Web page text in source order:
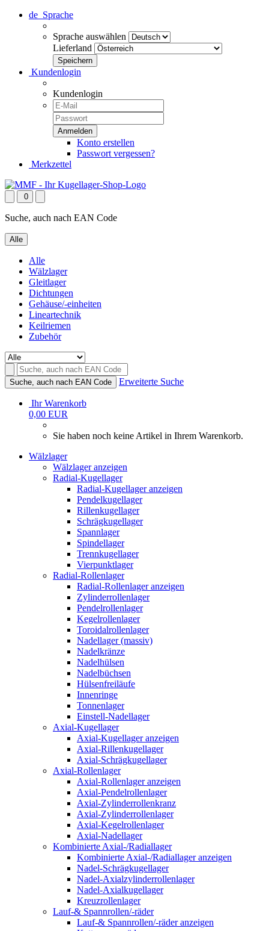
de Sprache
Sprache auswählen
Lieferland
Kundenlogin
Kundenlogin
Konto erstellen
Passwort vergessen?
Merkzettel
0
Suche, auch nach EAN Code
Alle
Alle
Wälzlager
Gleitlager
Dichtungen
Gehäuse/-einheiten
Lineartechnik
Keilriemen
Zubehör
Suche, auch nach EAN Code Erweiterte Suche
Ihr Warenkorb
0,00 EUR
Sie haben noch keine Artikel in Ihrem Warenkorb.
Wälzlager
Wälzlager anzeigen
Radial-Kugellager
Radial-Kugellager anzeigen
Pendelkugellager
Rillenkugellager
Schrägkugellager
Spannlager
Spindellager
Trennkugellager
Vierpunktlager
Radial-Rollenlager
Radial-Rollenlager anzeigen
Zylinderrollenlager
Pendelrollenlager
Kegelrollenlager
Toroidalrollenlager
Nadellager (massiv)
Nadelkränze
Nadelhülsen
Nadelbüchsen
Hülsenfreiläufe
Innenringe
Tonnenlager
Einstell-Nadellager
Axial-Kugellager
Axial-Kugellager anzeigen
Axial-Rillenkugellager
Axial-Schrägkugellager
Axial-Rollenlager
Axial-Rollenlager anzeigen
Axial-Pendelrollenlager
Axial-Zylinderrollenkranz
Axial-Zylinderrollenlager
Axial-Kegelrollenlager
Axial-Nadellager
Kombinierte Axial-/Radiallager
Kombinierte Axial-/Radiallager anzeigen
Nadel-Schrägkugellager
Nadel-Axialzylinderrollenlager
Nadel-Axialkugellager
Kreuzrollenlager
Lauf-& Spannrollen/-räder
Lauf-& Spannrollen/-räder anzeigen